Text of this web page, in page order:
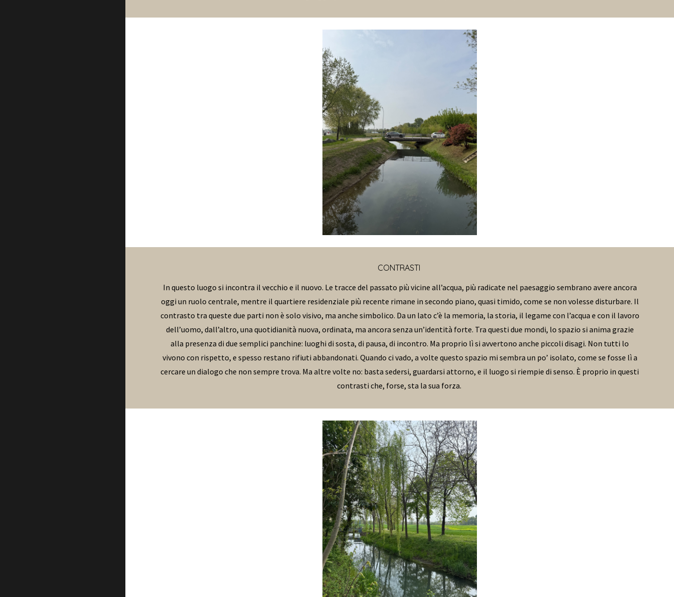
CONTRASTI
In questo luogo si incontra il vecchio e il nuovo. Le tracce del passato più vicine all’acqua, più radicate nel paesaggio sembrano avere ancora
oggi un ruolo centrale, mentre il quartiere residenziale più recente rimane in secondo piano, quasi timido, come se non volesse disturbare. Il
contrasto tra queste due parti non è solo visivo, ma anche simbolico. Da un lato c’è la memoria, la storia, il legame con l’acqua e con il lavoro
dell’uomo, dall’altro, una quotidianità nuova, ordinata, ma ancora senza un’identità forte. Tra questi due mondi, lo spazio si anima grazie
alla presenza di due semplici panchine: luoghi di sosta, di pausa, di incontro. Ma proprio lì si avvertono anche piccoli disagi. Non tutti lo
vivono con rispetto, e spesso restano rifiuti abbandonati. Quando ci vado, a volte questo spazio mi sembra un po’ isolato, come se fosse lì a
cercare un dialogo che non sempre trova. Ma altre volte no: basta sedersi, guardarsi attorno, e il luogo si riempie di senso. È proprio in questi
contrasti che, forse, sta la sua forza.